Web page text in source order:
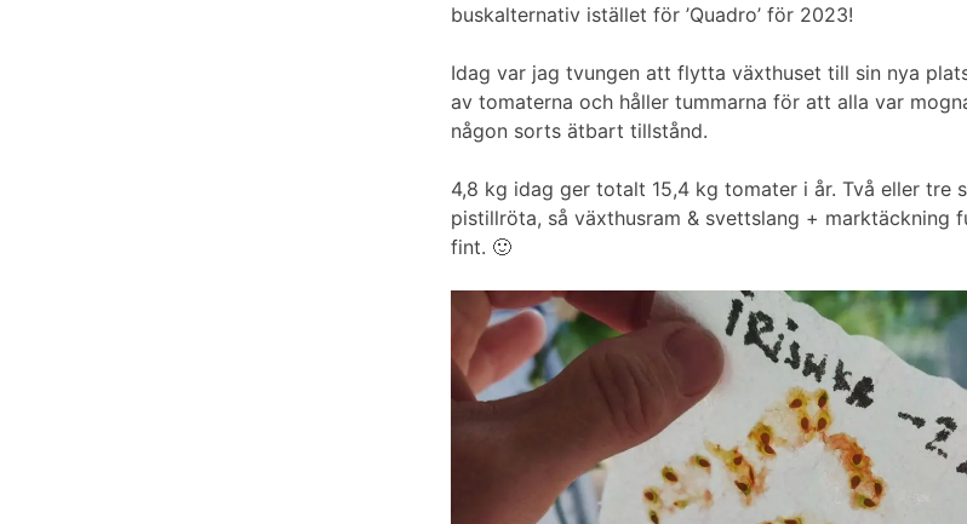
buskalternativ istället för ’Quadro’ för 2023!
Idag var jag tvungen att flytta växthuset till sin nya
av tomaterna och håller tummarna för att alla var
någon sorts ätbart tillstånd.
4,8 kg idag ger totalt 15,4 kg tomater i år. Två eller tre
pistillröta, så växthusram & svettslang + marktäckning
fint. 🙂